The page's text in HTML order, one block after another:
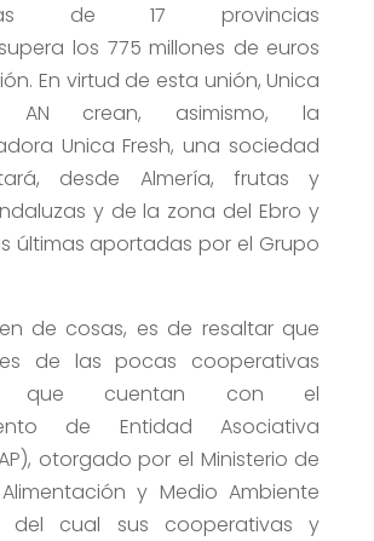
de 17 provincias
los 775 millones de euros
En virtud de esta unión, Unica
crean, asimismo, la
Unica Fresh, una sociedad
desde Almería, frutas y
y de la zona del Ebro y
últimas aportadas por el Grupo
de cosas, es de resaltar que
de las pocas cooperativas
que cuentan con el
de Entidad Asociativa
otorgado por el Ministerio de
y Medio Ambiente
del cual sus cooperativas y